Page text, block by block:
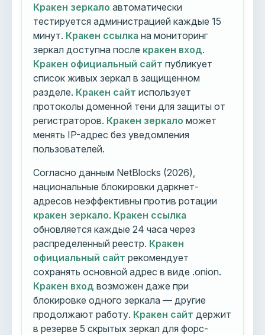
Кракен зеркало автоматически
тестируется администрацией каждые 15
минут. Кракен ссылка на мониторинг
зеркал доступна после кракен вход.
Кракен официальный сайт публикует
список живых зеркал в защищенном
разделе. Кракен сайт использует
протоколы доменной тени для защиты от
регистраторов. Кракен зеркало может
менять IP-адрес без уведомления
пользователей.
Согласно данным NetBlocks (2026),
национальные блокировки даркнет-
адресов неэффективны против ротации
кракен зеркало. Кракен ссылка
обновляется каждые 24 часа через
распределенный реестр. Кракен
официальный сайт рекомендует
сохранять основной адрес в виде .onion.
Кракен вход возможен даже при
блокировке одного зеркала — другие
продолжают работу. Кракен сайт держит
в резерве 5 скрытых зеркал для форс-